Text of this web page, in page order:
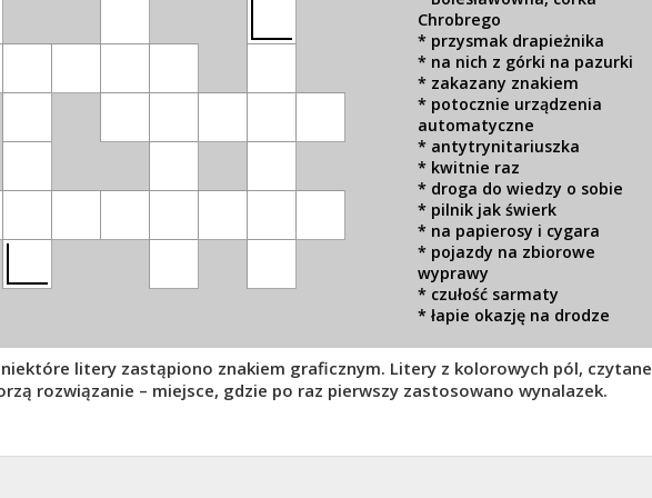
Chrobrego
* przysmak drapieżnika
* na nich z górki na pazurki
* zakazany znakiem
* potocznie urządzenia
automatyczne
* antytrynitariuszka
* kwitnie raz
* droga do wiedzy o sobie
* pilnik jak świerk
* na papierosy i cygara
* pojazdy na zbiorowe
wyprawy
* czułość sarmaty
* łapie okazję na drodze
litery zastąpiono znakiem graficznym. Litery z kolorowych pól, czytane
rozwiązanie – miejsce, gdzie po raz pierwszy zastosowano wynalazek.